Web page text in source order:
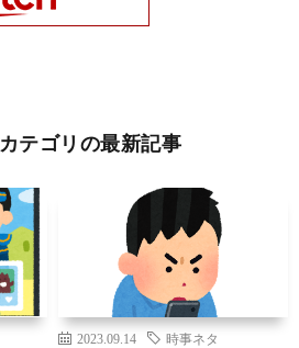
カテゴリの最新記事
2023.09.14 時事ネタ